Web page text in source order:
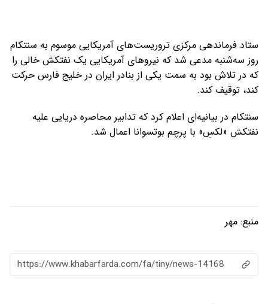
ستاد فرماندهی مرکزی تروریست‌های آمریکایی موسوم به سنتکام
روز سه‌شنبه مدعی شد که نیروهای آمریکایی یک نفتکش خالی را
که در تلاش بود به سمت یکی از بنادر ایران در خلیج فارس حرکت
کند، توقیف کند.
سنتکام در بیانیه‌ای اعلام کرد که تدابیر محاصره دریایی علیه
نفتکش «لکسِ» با پرچم بوتسوانا اعمال شد.
منبع: مهر
https://www.khabarfarda.com/fa/tiny/news-14168